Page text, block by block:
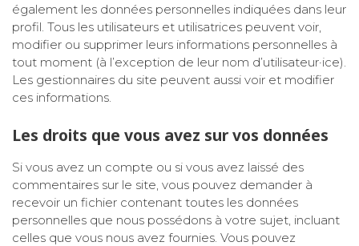
également les données personnelles indiquées dans leur
profil. Tous les utilisateurs et utilisatrices peuvent voir,
modifier ou supprimer leurs informations personnelles à
tout moment (à l’exception de leur nom d’utilisateur·ice).
Les gestionnaires du site peuvent aussi voir et modifier
ces informations.
Les droits que vous avez sur vos données
Si vous avez un compte ou si vous avez laissé des
commentaires sur le site, vous pouvez demander à
recevoir un fichier contenant toutes les données
personnelles que nous possédons à votre sujet, incluant
celles que vous nous avez fournies. Vous pouvez